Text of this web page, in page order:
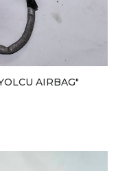
AIRBAG"